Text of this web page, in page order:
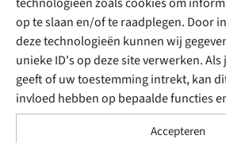
op te slaan en/of te raadplegen. Door
deze technologieën kunnen wij
unieke ID's op deze site verwerken.
geeft of uw toestemming intrekt, kan
invloed hebben op bepaalde functies
Accepteren